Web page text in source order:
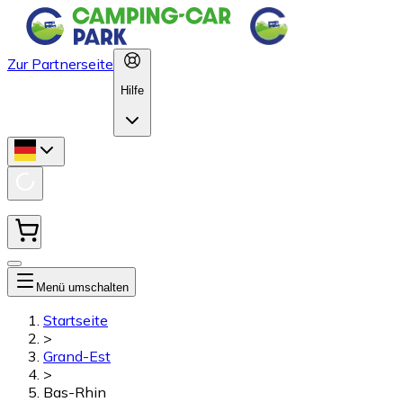
Zur Partnerseite
Hilfe
Menü umschalten
Startseite
>
Grand-Est
>
Bas-Rhin